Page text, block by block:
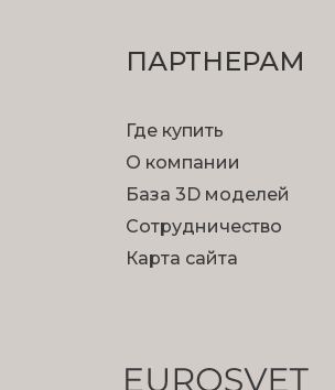
ПАРТНЕРАМ
Где купить
О компании
База 3D моделей
Сотрудничество
Карта сайта